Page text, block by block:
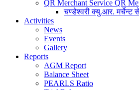
QR Merchant Service QR
चण्डेश्वरी क्यु.आर. मर्चेन्ट
Activities
News
Events
Gallery
Reports
AGM Report
Balance Sheet
PEARLS Ratio